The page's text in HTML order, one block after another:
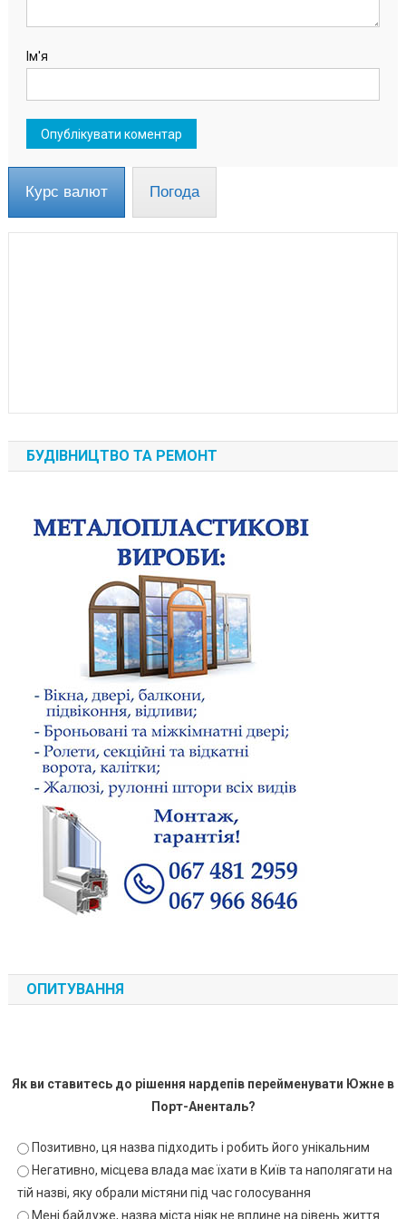
Ім'я
Курс валют Погода
БУДІВНИЦТВО ТА РЕМОНТ
ОПИТУВАННЯ
Як ви ставитесь до рішення нардепів перейменувати Южне в
Порт-Аненталь?
Позитивно, ця назва підходить і робить його унікальним
Негативно, місцева влада має їхати в Київ та наполягати на
тій назві, яку обрали містяни під час голосування
Мені байдуже, назва міста ніяк не вплине на рівень життя